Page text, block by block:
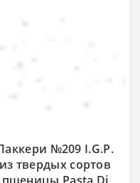
№209 I.G.P.
из твердых сортов